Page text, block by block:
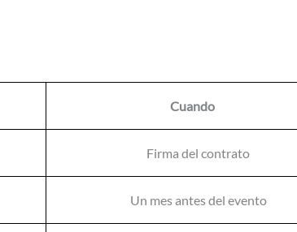
Cuando
Firma del contrato
Un mes antes del evento